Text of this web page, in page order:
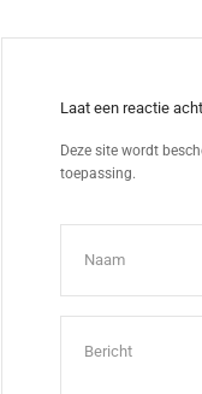
Laat een reactie
Deze site wordt
toepassing.
Naam
Bericht